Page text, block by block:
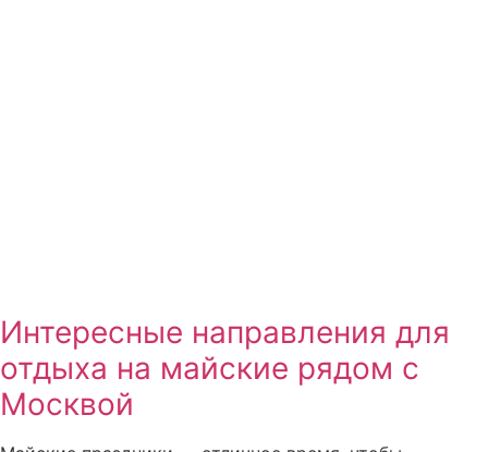
Интересные направления для
отдыха на майские рядом с
Москвой